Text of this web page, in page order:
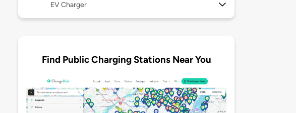
EV Charger
Find Public Charging Stations Near You